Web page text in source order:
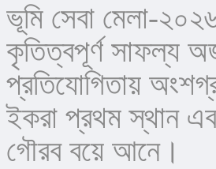
ভূমি সেবা মেলা-
কৃতিত্বপূর্ণ সাফল্য
প্রতিযোগিতায়
ইকরা প্রথম স্থান
গৌরব বয়ে আনে।